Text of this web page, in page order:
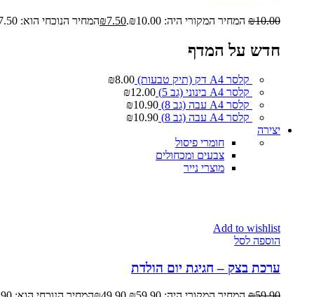
₪10.00 המחיר המקורי היה: ₪10.00. ₪7.50 המחיר הנוכחי הוא: ₪7.50.
חדש על המדף
קלסר A4 דק (תיק טבעות) ₪8.00
קלסר A4 בינוני (גב 5)
₪12.00
קלסר A4 עבה (גב 8)
₪10.90
קלסר A4 עבה (גב 8)
₪10.90
יצירה
חומרי פיסול
צבעים ומכחולים
מוצרי נייר
Add to wishlist
הוספה לסל
ערכת בצק – חגיגת יום הולדת